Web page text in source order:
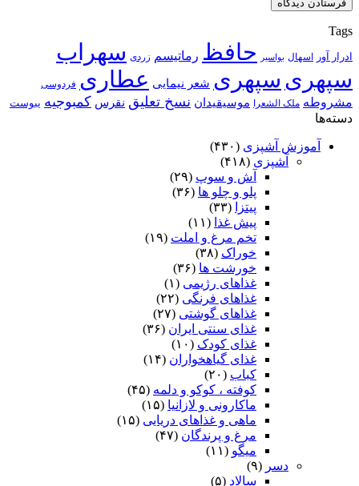
Tags
ادرار آور اسهال بواسیر حافظ رماتیسم زردی سهراب
سپهری سپهری شعر نیمایی عطاری فردوسی
مشروطه ملک الشعرا موسیقیدان نسخ تعلیق نقرس کمبوجیه یبوست
دسته‌ها
آموزش آشپزی (۴۳۰)
آشپزی (۴۱۸)
آش و سوپ (۲۹)
پلو و چلو ها (۳۶)
پیتزا
(۳۳)
پیش غذا (۱۱)
تخم مرغ و املت (۱۹)
خوراک (۳۸)
خورشت ها (۳۶)
غذاهای رژیمی (۱)
غذاهای فرنگی (۲۲)
غذاهای گوشتی (۲۷)
غذای سنتی ایران (۳۶)
غذای کودک (۱۰)
غذای گیاهخواران (۱۴)
کباب (۲۰)
کوفته ، کوکو و دلمه (۴۵)
ماکارونی و لازانیا (۱۵)
ماهی و غذاهای دریایی (۱۵)
مرغ و پرندگان (۴۷)
میگو (۱۱)
دسر (۹)
سالاد (۵)